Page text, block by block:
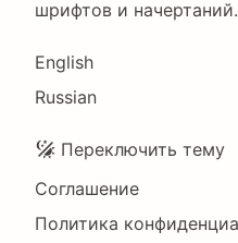
шрифтов и начертаний.
Language
English
Russian
Подвал
Переключить тему
Соглашение
Политика